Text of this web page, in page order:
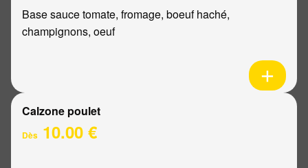
Base sauce tomate, fromage, boeuf haché,
champignons, oeuf
Calzone poulet
Dès 10.00 €